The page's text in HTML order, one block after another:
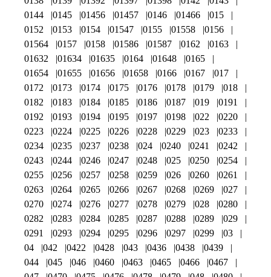
0144
0145 01456 01457 0146 01466
015
0152
0153 0154 01547 0155 01558
0156
01564
0157 0158 01586 01587 0162
0163
01632
01634 01635 0164 01648
0165
01654
01655 01656 01658 0166 0167
017
0172
0173 0174 0175 0176 0178 0179
018
0182
0183 0184 0185 0186 0187 019
0191
0192
0193 0194 0195 0197 0198 022
0220
0223
0224 0225 0226 0228 0229 023
0233
0234
0235 0237 0238 024 0240 0241
0242
0243
0244 0246 0247 0248 025 0250
0254
0255
0256 0257 0258 0259 026 0260
0261
0263
0264 0265 0266 0267 0268 0269
027
0270
0274 0276 0277 0278 0279 028
0280
0282
0283 0284 0285 0287 0288 0289
029
0291
0293 0294 0295 0296 0297 0299
03
04
042 0422 0428 043 0436 0438
0439
044
045 046 0460 0463 0465 0466
0467